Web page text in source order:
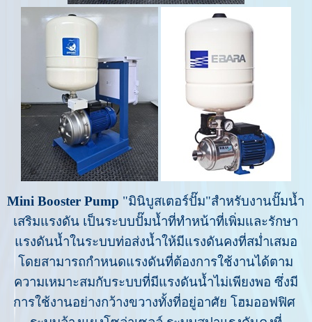
Mini Booster Pump "มินิบูสเตอร์ปั๊ม"สำหรับงานปั๊มน้ำ
เสริมแรงดัน เป็นระบบปั๊มน้ำที่ทำหน้าที่เพิ่มและรักษา
แรงดันน้ำในระบบท่อส่งน้ำให้มีแรงดันคงที่สม่ำเสมอ
โดยสามารถกำหนดแรงดันที่ต้องการใช้งานได้ตาม
ความเหมาะสมกับระบบที่มีแรงดันน้ำไม่เพียงพอ ซึ่งมี
การใช้งานอย่างกว้างขวางทั้งที่อยู่อาศัย โฮมออฟฟิศ